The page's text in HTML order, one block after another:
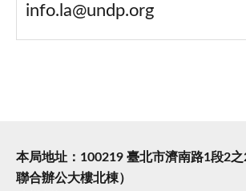
info.la@undp.org
本局地址：100219 臺北市濟南路1段2
聯合辦公大樓北棟）